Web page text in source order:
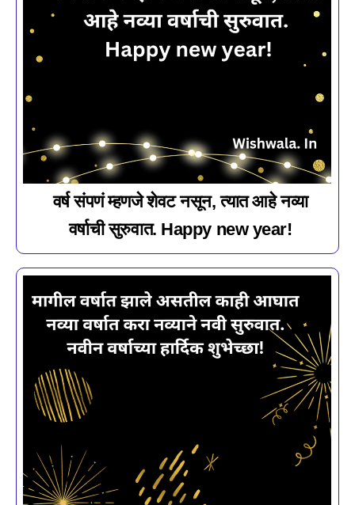
वर्ष संपणं म्हणजे शेवट नसून, त्यात आहे नव्या
वर्षाची सुरुवात. Happy new year!